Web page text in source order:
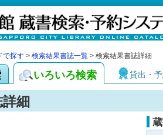
で探す > 検索結果書誌一覧 > 検索結果書誌詳細
いろいろ検索 貸出・
細